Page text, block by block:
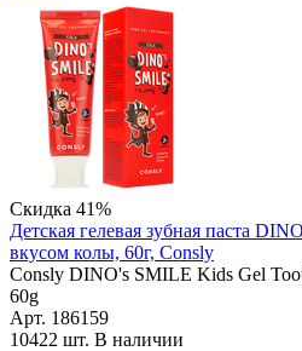
Скидка 41%
Детская гелевая зубная паста
вкусом колы, 60г, Consly
Consly DINO's SMILE Kids Gel
60g
Арт. 186159
10422 шт. В наличии